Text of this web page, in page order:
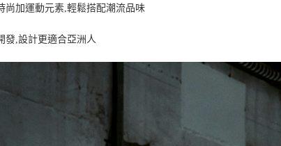
尚加運動元素,輕鬆搭配潮流品味
發,設計更適合亞洲人